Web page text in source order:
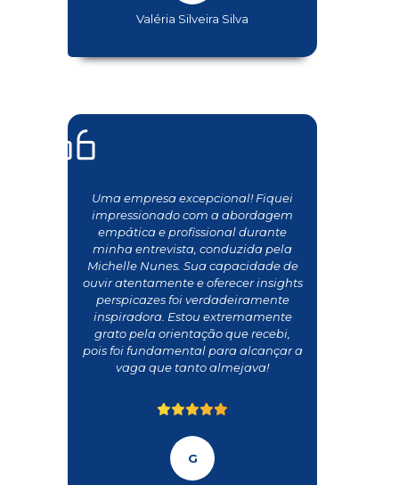
Valéria Silveira Silva
Uma empresa excepcional! Fiquei
impressionado com a abordagem
empática e profissional durante
minha entrevista, conduzida pela
Michelle Nunes. Sua capacidade de
ouvir atentamente e oferecer insights
perspicazes foi verdadeiramente
inspiradora. Estou extremamente
grato pela orientação que recebi,
pois foi fundamental para alcançar a
vaga que tanto almejava!